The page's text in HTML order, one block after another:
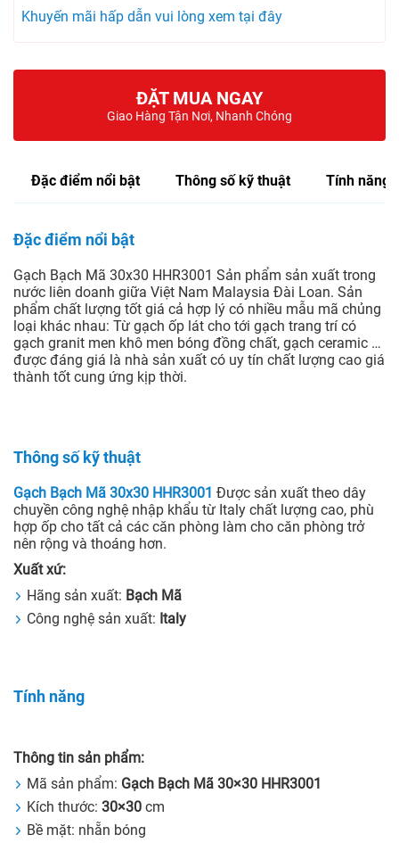
Khuyến mãi hấp dẫn vui lòng xem tại đây
ĐẶT MUA NGAY
Giao Hàng Tận Nơi, Nhanh Chóng
Đặc điểm nổi bật Thông số kỹ thuật Tính năng
Đặc điểm nổi bật
Gạch Bạch Mã 30x30 HHR3001 Sản phẩm sản xuất trong
nước liên doanh giữa Việt Nam Malaysia Đài Loan. Sản
phẩm chất lượng tốt giá cả hợp lý có nhiều mẫu mã chủng
loại khác nhau: Từ gạch ốp lát cho tới gạch trang trí có
gạch granit men khô men bóng đồng chất, gạch ceramic …
được đáng giá là nhà sản xuất có uy tín chất lượng cao giá
thành tốt cung ứng kịp thời.
Thông số kỹ thuật
Gạch Bạch Mã 30x30 HHR3001 Được sản xuất theo dây
chuyền công nghệ nhập khẩu từ Italy chất lượng cao, phù
hợp ốp cho tất cả các căn phòng làm cho căn phòng trở
nên rộng và thoáng hơn.
Xuất xứ:
Hãng sản xuất: Bạch Mã
Công nghệ sản xuất: Italy
Tính năng
Thông tin sản phẩm:
Mã sản phẩm: Gạch Bạch Mã 30×30 HHR3001
Kích thước: 30×30 cm
Bề mặt: nhẵn bóng